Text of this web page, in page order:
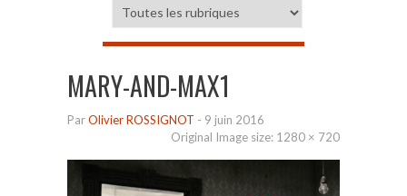
MARY-AND-MAX1
ParOlivier ROSSIGNOT - 9 juin 2016
Original Image size: 1280 × 720